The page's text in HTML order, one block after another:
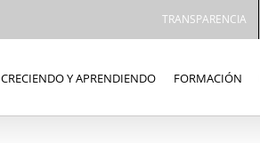
TRANSPARENCIA
CRECIENDO Y APRENDIENDO FORMACIÓN